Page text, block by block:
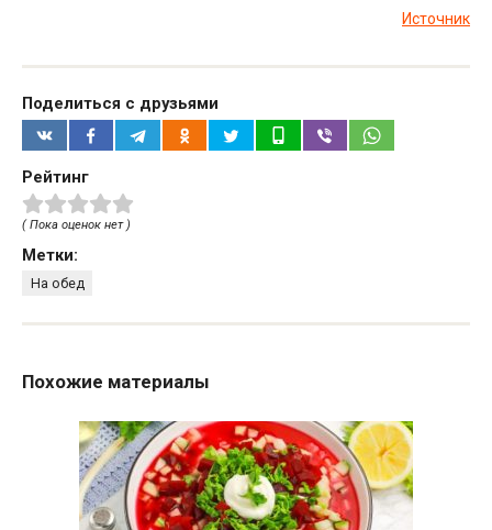
Источник
Поделиться с друзьями
Рейтинг
( Пока оценок нет )
Метки:
На обед
Похожие материалы